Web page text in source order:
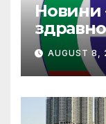
Новини
(НЗОК)
AUGUST 8,